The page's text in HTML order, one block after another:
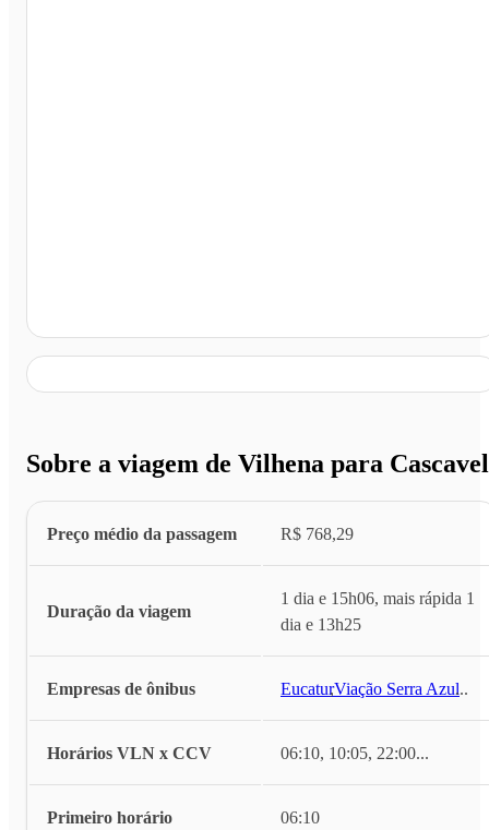
Sobre a viagem de Vilhena para Cascavel
Preço médio da passagem R$ 768,29
Duração da viagem
1 dia e 15h06, mais rápida 1
dia e 13h25
Empresas de ônibus Eucatur,Viação Serra Azul...
Horários VLN x CCV 06:10, 10:05, 22:00...
Primeiro horário 06:10